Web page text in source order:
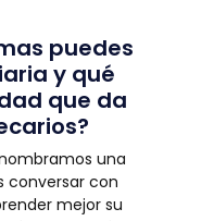
puedes
y qué
que da
una
conversar con
mejor su